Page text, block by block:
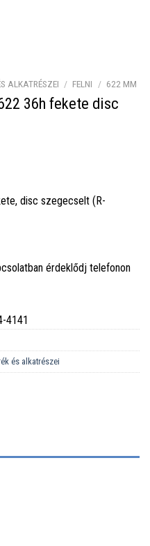
ALKATRÉSZEI / FELNI / 622 MM
36h fekete disc
disc szegecselt (R-
érdeklődj telefonon
4141
és alkatrészei